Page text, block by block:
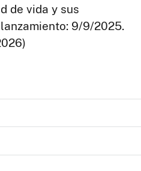
de vida y sus
9/9/2025.